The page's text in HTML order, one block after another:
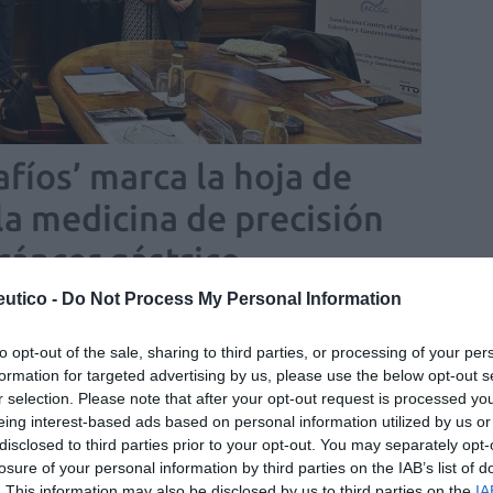
- Do Not Process My Personal Information
opt-out of the sale, sharing to third parties, or processing of your
for targeted advertising by us, please use the below opt-out
selection. Please note that after your opt-out request is processed
interest-based ads based on personal information utilized by us
to third parties prior to your opt-out. You may separately
of your personal information by third parties on the IAB’s list of
marca la hoja de
medicina de precisión
gástrico
19/01/2026
equitativa y acompañamiento integral
el consejo farmacéutico
la diferencia
Asunción María Martínez Melero 12/11/2025